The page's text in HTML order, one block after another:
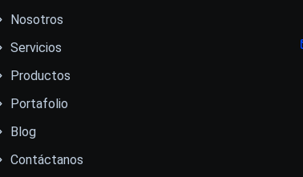
Nosotros
Servicios
Productos
Portafolio
Blog
Contáctanos